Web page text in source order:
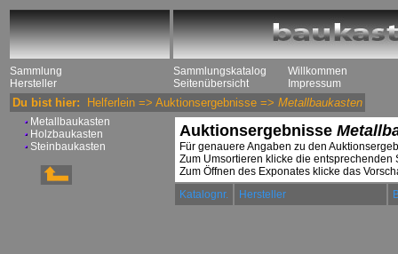
Sammlung
Hersteller
Sammlungskatalog
Seitenübersicht
Willkommen
Impressum
Du bist hier: Helferlein => Auktionsergebnisse => Metallbaukasten
Metallbaukasten
Holzbaukasten
Steinbaukasten
Auktionsergebnisse
Für genauere Angaben zu den
Zum Umsortieren klicke die entsprechenden
Zum Öffnen des Exponates klicke das
Katalognr.
Hersteller